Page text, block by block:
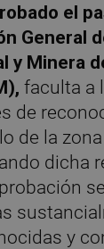
el
General
y Minera
faculta a
de
de la
dicha
y